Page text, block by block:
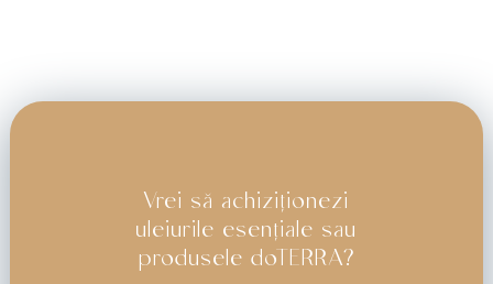
Vrei să achiziționezi
uleiurile esențiale sau
produsele doTERRA?